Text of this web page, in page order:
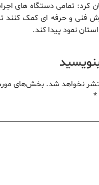
کرد: تمامی دستگاه های
فنی و حرفه ای کمک کنند
نمود پیدا کند.
نخواهد شد. بخش‌های
*